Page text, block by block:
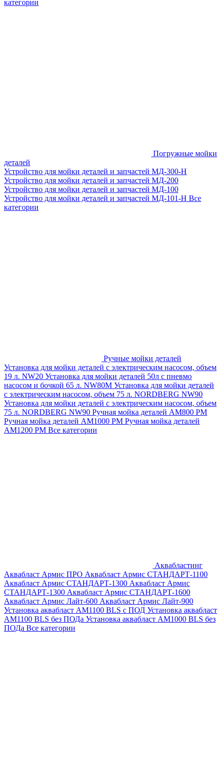
категории
Погружные мойки
деталей
Устройство для мойки деталей и запчастей МД-300-H
Устройство для мойки деталей и запчастей МД-200
Устройство для мойки деталей и запчастей МД-100
Устройство для мойки деталей и запчастей МД-101-Н Все
категории
Ручные мойки деталей
Установка для мойки деталей с электрическим насосом, объем
19 л. NW20 Установка для мойки деталей 50л с пневмо
насосом и бочкой 65 л. NW80M Установка для мойки деталей
с электрическим насосом, объем 75 л. NORDBERG NW90
Установка для мойки деталей с электрическим насосом, объем
75 л. NORDBERG NW90 Ручная мойка деталей АМ800 РМ
Ручная мойка деталей АМ1000 РМ Ручная мойка деталей
АМ1200 РМ Все категории
Аквабластинг
Аквабласт Армис ПРО Аквабласт Армис СТАНДАРТ-1100
Аквабласт Армис СТАНДАРТ-1300 Аквабласт Армис
СТАНДАРТ-1300 Аквабласт Армис СТАНДАРТ-1600
Аквабласт Армис Лайт-600 Аквабласт Армис Лайт-900
Установка аквабласт AM1100 BLS с ПОД Установка аквабласт
AM1100 BLS без ПОДа Установка аквабласт AM1000 BLS без
ПОДа Все категории